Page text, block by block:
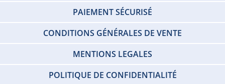
PAIEMENT SÉCURISÉ
CONDITIONS GÉNÉRALES DE VENTE
MENTIONS LEGALES
POLITIQUE DE CONFIDENTIALITÉ